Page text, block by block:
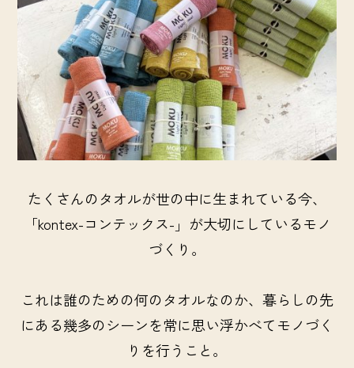
たくさんのタオルが世の中に生まれている今、
「kontex-コンテックス-」が大切にしているモノ
づくり。
これは誰のための何のタオルなのか、暮らしの先
にある幾多のシーンを常に思い浮かべてモノづく
りを行うこと。